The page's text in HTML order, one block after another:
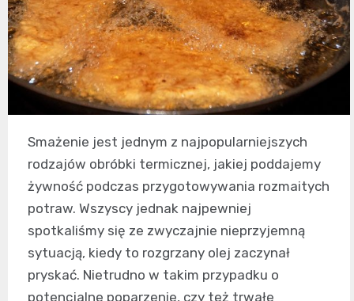
Smażenie jest jednym z najpopularniejszych
rodzajów obróbki termicznej, jakiej poddajemy
żywność podczas przygotowywania rozmaitych
potraw. Wszyscy jednak najpewniej
spotkaliśmy się ze zwyczajnie nieprzyjemną
sytuacją, kiedy to rozgrzany olej zaczynał
pryskać. Nietrudno w takim przypadku o
potencjalne poparzenie, czy też trwałe